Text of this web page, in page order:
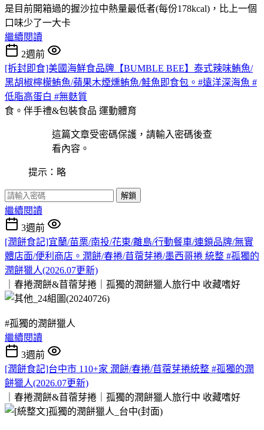
是目前開箱過的握沙拉中熱量最低者(每份178kcal)，比上一個
口味少了一大卡
繼續閱讀
2週前
[拆封即食]美國海鮮食品牌【BUMBLE BEE】泰式辣味鮪魚/
黑胡椒檸檬鮪魚/蘋果木煙燻鮪魚/鮭魚即食包。#遠洋深海魚 #
低脂高蛋白 #無麩質
食。伴手禮&包裝食品 運動體育
這篇文章受密碼保護，請輸入密碼後查
看內容。
提示：略
解鎖
繼續閱讀
3週前
[潤餅食記]宜蘭/苗栗/南投/花東/離島/行動餐車/連鎖品牌/無實
體店面/便利商店。潤餅/春捲/苜蓿芽捲/墨西哥捲 統整 #孤獨的
潤餅獵人(2026.07更新)
｜春捲潤餅&苜蓿芽捲｜孤獨的潤餅獵人旅行中 收藏嗜好
#孤獨的潤餅獵人
繼續閱讀
3週前
[潤餅食記]台中市 110+家 潤餅/春捲/苜蓿芽捲統整 #孤獨的潤
餅獵人(2026.07更新)
｜春捲潤餅&苜蓿芽捲｜孤獨的潤餅獵人旅行中 收藏嗜好